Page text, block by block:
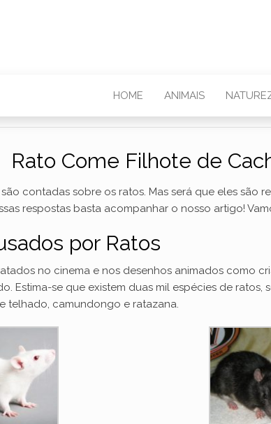
HOME ANIMAIS
Rato Come Filhote de
contadas sobre os ratos. Mas será que eles são
respostas basta acompanhar o nosso artigo!
por Ratos
no cinema e nos desenhos animados como
Estima-se que existem duas mil espécies de
telhado, camundongo e ratazana.